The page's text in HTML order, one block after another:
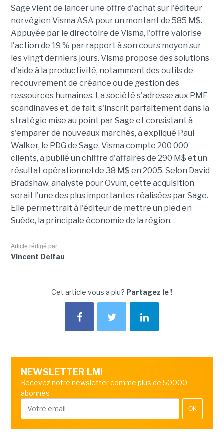
Sage vient de lancer une offre d'achat sur l'éditeur
norvégien Visma ASA pour un montant de 585 M$.
Appuyée par le directoire de Visma, l'offre valorise
l'action de 19 % par rapport à son cours moyen sur
les vingt derniers jours. Visma propose des solutions
d'aide à la productivité, notamment des outils de
recouvrement de créance ou de gestion des
ressources humaines. La société s'adresse aux PME
scandinaves et, de fait, s'inscrit parfaitement dans la
stratégie mise au point par Sage et consistant à
s'emparer de nouveaux marchés, a expliqué Paul
Walker, le PDG de Sage. Visma compte 200 000
clients, a publié un chiffre d'affaires de 290 M$ et un
résultat opérationnel de 38 M$ en 2005. Selon David
Bradshaw, analyste pour Ovum, cette acquisition
serait l'une des plus importantes réalisées par Sage.
Elle permettrait à l'éditeur de mettre un pied en
Suède, la principale économie de la région.
Article rédigé par
Vincent Delfau
Cet article vous a plu? Partagez le !
NEWSLETTER LMI
Recevez notre newsletter comme plus de 50000
abonnés
OK